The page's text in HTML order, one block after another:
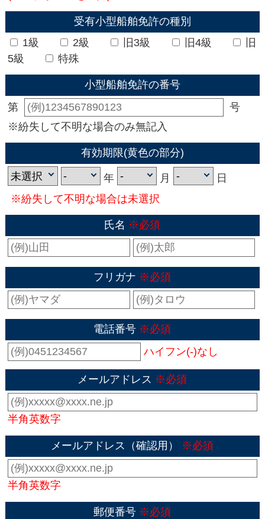
受有小型船舶免許の種別
1級
2級 旧3級 旧4級
旧
5級
特殊
小型船舶免許の番号
第
号
※紛失して不明な場合のみ無記入
有効期限(黄色の部分)
年 月
日
※紛失して不明な場合は未選択
氏名 ※必須
フリガナ ※必須
電話番号 ※必須
ハイフン(-)なし
メールアドレス ※必須
半角英数字
メールアドレス（確認用） ※必須
半角英数字
郵便番号 ※必須